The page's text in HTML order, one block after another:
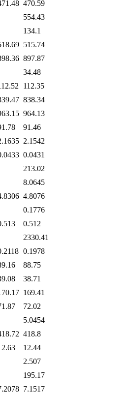
470.59
554.43
134.1
515.74
897.87
34.48
112.35
838.34
964.13
91.46
2.1542
0.0431
213.02
8.0645
4.8076
0.1776
0.512
2330.41
0.1978
88.75
38.71
169.41
72.02
5.0454
418.8
12.44
2.507
195.17
7.1517